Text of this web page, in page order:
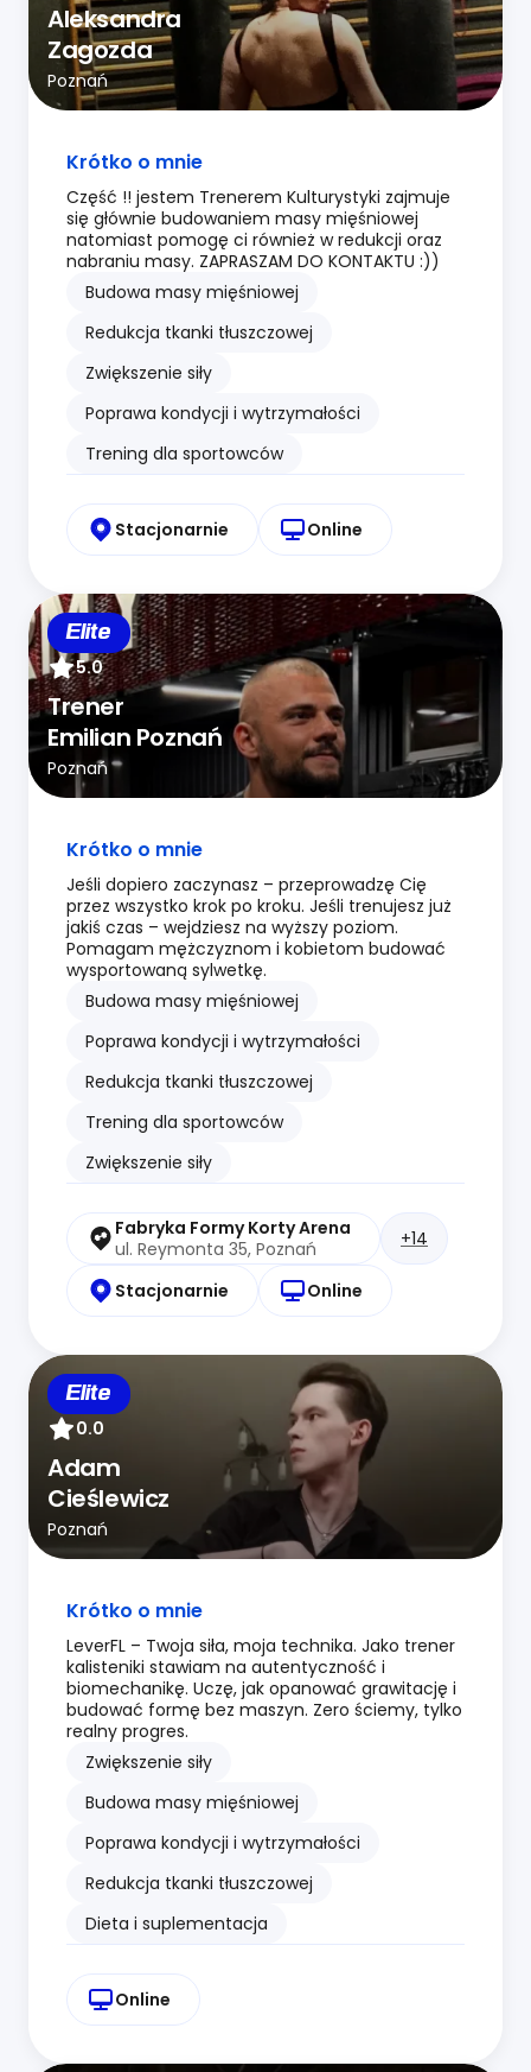
Aleksandra
Zagozda
Poznań
Krótko o mnie
Część !! jestem Trenerem Kulturystyki zajmuje
się głównie budowaniem masy mięśniowej
natomiast pomogę ci również w redukcji oraz
nabraniu masy. ZAPRASZAM DO KONTAKTU :))
Budowa masy mięśniowej
Redukcja tkanki tłuszczowej
Zwiększenie siły
Poprawa kondycji i wytrzymałości
Trening dla sportowców
Stacjonarnie Online
Elite
5.0
Trener
Emilian Poznań
Poznań
Krótko o mnie
Jeśli dopiero zaczynasz – przeprowadzę Cię
przez wszystko krok po kroku. Jeśli trenujesz już
jakiś czas – wejdziesz na wyższy poziom.
Pomagam mężczyznom i kobietom budować
wysportowaną sylwetkę.
Budowa masy mięśniowej
Poprawa kondycji i wytrzymałości
Redukcja tkanki tłuszczowej
Trening dla sportowców
Zwiększenie siły
Fabryka Formy Korty Arena
ul. Reymonta 35, Poznań
+14
Stacjonarnie Online
Elite
0.0
Adam
Cieślewicz
Poznań
Krótko o mnie
LeverFL – Twoja siła, moja technika. Jako trener
kalisteniki stawiam na autentyczność i
biomechanikę. Uczę, jak opanować grawitację i
budować formę bez maszyn. Zero ściemy, tylko
realny progres.
Zwiększenie siły
Budowa masy mięśniowej
Poprawa kondycji i wytrzymałości
Redukcja tkanki tłuszczowej
Dieta i suplementacja
Online